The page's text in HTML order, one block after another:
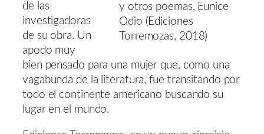
y otros poemas, Eunice
Odio (Ediciones
Torremozas, 2018)
de las
investigadoras
de su obra. Un
apodo muy
bien pensado para una mujer que, como una
vagabunda de la literatura, fue transitando por
todo el continente americano buscando su
lugar en el mundo.